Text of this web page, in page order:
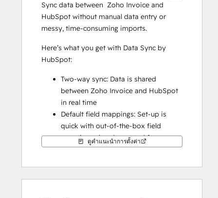
Sync data between  Zoho Invoice and
HubSpot without manual data entry or
messy, time-consuming imports.
Here’s what you get with Data Sync by
HubSpot:
Two-way sync: Data is shared
between Zoho Invoice and HubSpot
in real time
Default field mappings: Set-up is
quick with out-of-the-box field
mappings already created for you
Historical syncing: Your existing data
ดูคำแนะนำการตั้งค่า